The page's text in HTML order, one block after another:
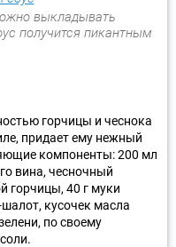
выкладывать
получится пикантным
горчицы и чеснока
придает ему нежный
компоненты: 200 мл
вина, чесночный
горчицы, 40 г муки
кусочек масла
по своему